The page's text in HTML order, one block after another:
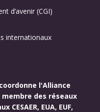
d’avenir (CGI)
internationaux
l'Alliance
membre des réseaux
EUA, EUF,